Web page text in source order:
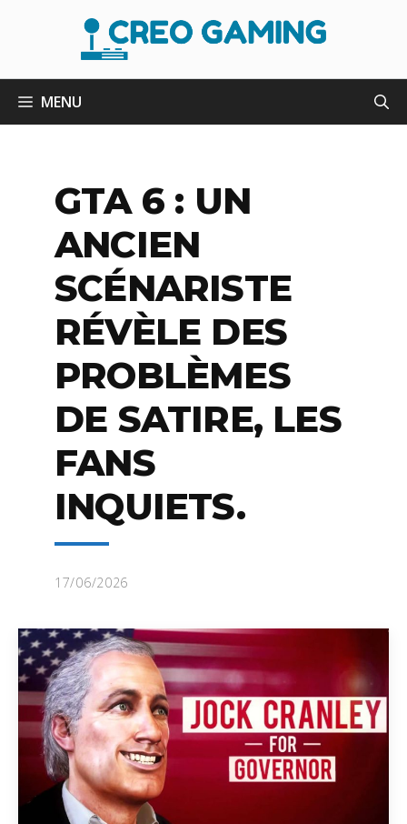
MENU
GTA 6 : UN
ANCIEN
SCÉNARISTE
RÉVÈLE DES
PROBLÈMES
DE SATIRE, LES
FANS
INQUIETS.
17/06/2026